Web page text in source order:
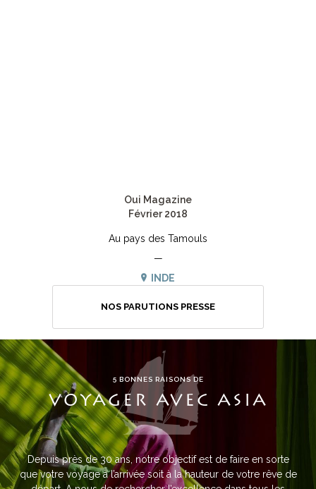
Oui Magazine
Février 2018
Au pays des Tamouls
—
INDE
NOS PARUTIONS PRESSE
5 BONNES RAISONS DE
VOYAGER AVEC ASIA
Depuis près de 30 ans, notre objectif est de faire en sorte
que votre voyage à l’arrivée soit à la hauteur de votre rêve de